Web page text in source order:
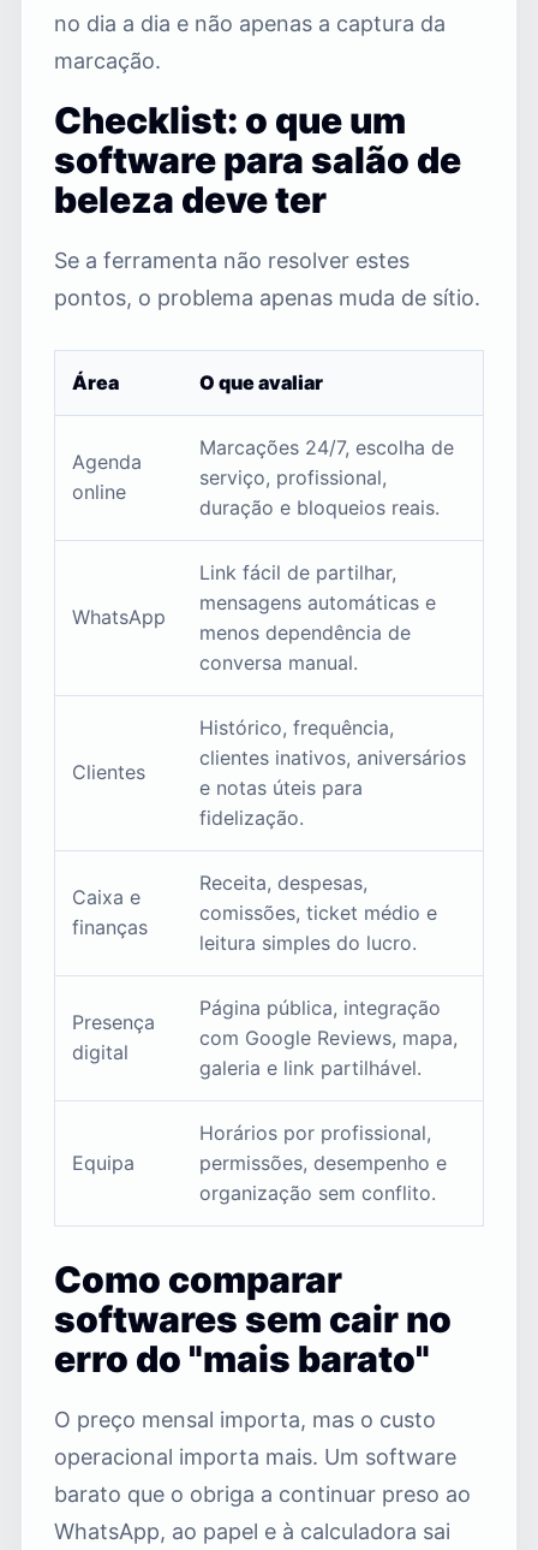
no dia a dia e não apenas a captura da
marcação.
Checklist: o que um
software para salão de
beleza deve ter
Se a ferramenta não resolver estes
pontos, o problema apenas muda de sítio.
Área O que avaliar
Agenda
online
Marcações 24/7, escolha de
serviço, profissional,
duração e bloqueios reais.
WhatsApp
Link fácil de partilhar,
mensagens automáticas e
menos dependência de
conversa manual.
Clientes
Histórico, frequência,
clientes inativos, aniversários
e notas úteis para
fidelização.
Caixa e
finanças
Receita, despesas,
comissões, ticket médio e
leitura simples do lucro.
Presença
digital
Página pública, integração
com Google Reviews, mapa,
galeria e link partilhável.
Equipa
Horários por profissional,
permissões, desempenho e
organização sem conflito.
Como comparar
softwares sem cair no
erro do "mais barato"
O preço mensal importa, mas o custo
operacional importa mais. Um software
barato que o obriga a continuar preso ao
WhatsApp, ao papel e à calculadora sai